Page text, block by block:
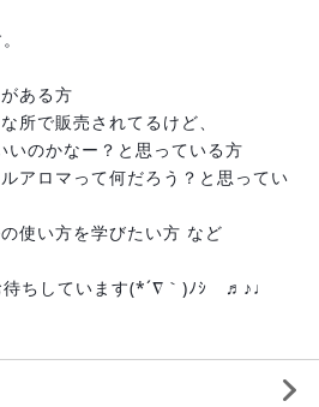
ある方
所で販売されてるけど、
のかなー？と思っている方
アロマって何だろう？と思ってい
使い方を学びたい方 など
ちしています(*´∇｀)ﾉｼ　♬♪♩